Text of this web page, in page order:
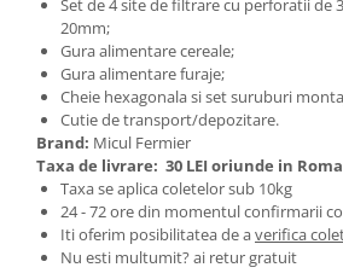
Stropitori
Folie si plase pt plante
Masini de maturat manuale
Masini batut stalpi
Pentru Casa si Camping
Aragaze, plite, piese butelii de
voiaj
Accesorii aragaze & butelii
Set de 4 site de filtrare cu perforatii de
20mm;
Gura alimentare cereale;
Gura alimentare furaje;
Cheie hexagonala si set suruburi
Cutie de transport/depozitare.
Brand: Micul Fermier
Taxa de livrare: 30 LEI oriunde in
Taxa se aplica coletelor sub 10kg
24 - 72 ore din momentul confirmarii
Iti oferim posibilitatea de averifica
Nu esti multumit? ai retur gratuit